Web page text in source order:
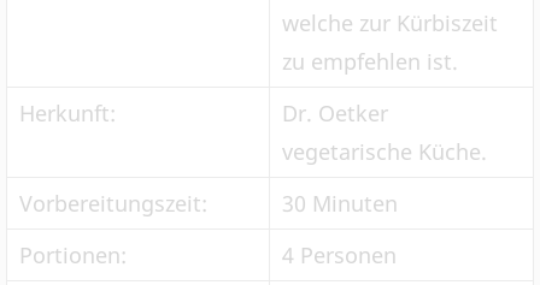
welche zur Kürbiszeit
zu empfehlen ist.
Herkunft:
Dr. Oetker
vegetarische Küche.
Vorbereitungszeit:
30 Minuten
Portionen:
4 Personen